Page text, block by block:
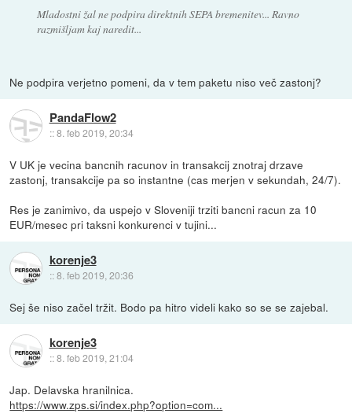
Mladostni žal ne podpira direktnih SEPA bremenitev... Ravno
razmišljam kaj naredit...
Ne podpira verjetno pomeni, da v tem paketu niso več zastonj?
PandaFlow2
::8. feb 2019, 20:34
V UK je vecina bancnih racunov in transakcij znotraj drzave
zastonj, transakcije pa so instantne (cas merjen v sekundah, 24/7).
Res je zanimivo, da uspejo v Sloveniji trziti bancni racun za 10
EUR/mesec pri taksni konkurenci v tujini...
korenje3
::8. feb 2019, 20:36
Sej še niso začel tržit. Bodo pa hitro videli kako so se se zajebal.
korenje3
::8. feb 2019, 21:04
Jap. Delavska hranilnica.
https://www.zps.si/index.php?option=com...